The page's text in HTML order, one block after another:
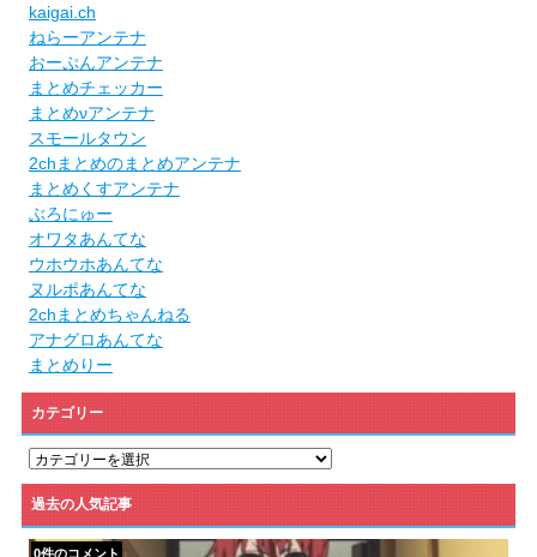
kaigai.ch
ねらーアンテナ
おーぷんアンテナ
まとめチェッカー
まとめνアンテナ
スモールタウン
2chまとめのまとめアンテナ
まとめくすアンテナ
ぶろにゅー
オワタあんてな
ウホウホあんてな
ヌルポあんてな
2chまとめちゃんねる
アナグロあんてな
まとめりー
カテゴリー
カ
ゴ
リ
ー
過去の人気記事
0件のコメント